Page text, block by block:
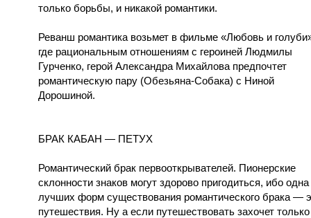
только борьбы, и никакой романтики.
Реванш романтика возьмет в фильме «Любовь и
где рациональным отношениям с героиней Людмилы
Гурченко, герой Александра Михайлова предпочтет
романтическую пару (Обезьяна-Собака) с Ниной
Дорошиной.
БРАК КАБАН — ПЕТУХ
Романтический брак первооткрывателей. Пионерские
склонности знаков могут здорово пригодиться, ибо одна
лучших форм существования романтического брака —
путешествия. Ну а если путешествовать захочет только